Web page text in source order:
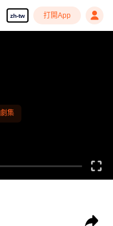
zh-tw 打開App
集